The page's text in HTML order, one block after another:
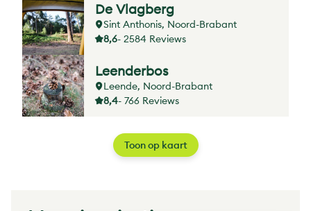
De Vlagberg
Sint Anthonis, Noord-Brabant
8,6- 2584 Reviews
Leenderbos
Leende, Noord-Brabant
8,4- 766 Reviews
Toon op kaart